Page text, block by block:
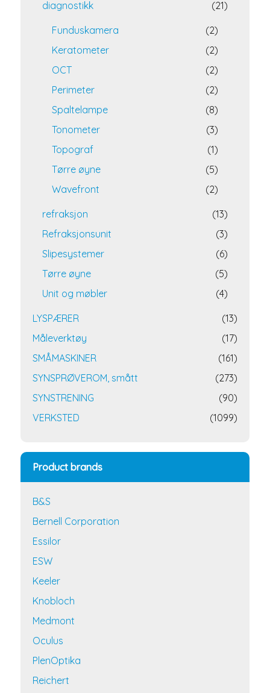
diagnostikk
(21)
Funduskamera
(2)
Keratometer
(2)
OCT
(2)
Perimeter
(2)
Spaltelampe
(8)
Tonometer
(3)
Topograf
(1)
Tørre øyne
(5)
Wavefront
(2)
refraksjon
(13)
Refraksjonsunit
(3)
Slipesystemer
(6)
Tørre øyne
(5)
Unit og møbler
(4)
LYSPÆRER
(13)
Måleverktøy
(17)
SMÅMASKINER
(161)
SYNSPRØVEROM, smått
(273)
SYNSTRENING
(90)
VERKSTED
(1099)
Product brands
B&S
Bernell Corporation
Essilor
ESW
Keeler
Knobloch
Medmont
Oculus
PlenOptika
Reichert